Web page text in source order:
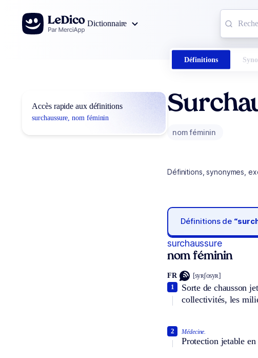
Aller au contenu
Dictionnaire
Définitions
Accès rapide aux définitions
surchaussure, nom féminin
nom féminin
Définitions, synonymes,
Définitions de
surchaussure
nom féminin
FR [syʀʃosyʀ]
Sorte de chausson
collectivités, les
1
Médecine.
Protection jetable
2